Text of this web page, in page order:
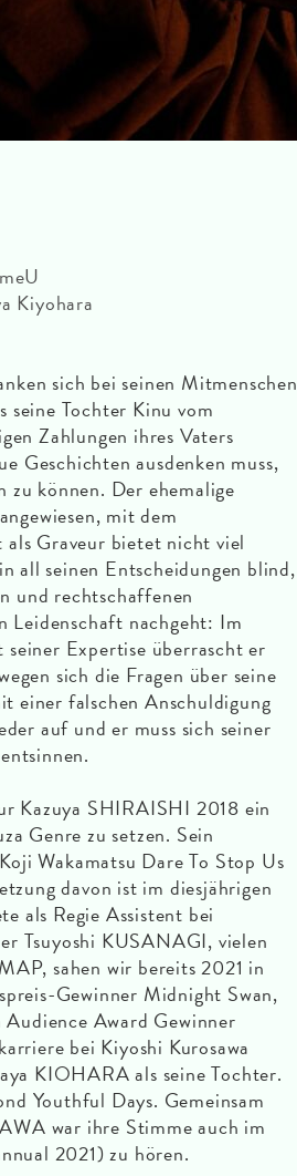
Kiyohara
sich bei seinen Mitmenschen
seine Tochter Kinu vom
Zahlungen ihres Vaters
Geschichten ausdenken muss,
zu können. Der ehemalige
mit dem
Graveur bietet nicht viel
all seinen Entscheidungen blind,
und rechtschaffenen
Leidenschaft nachgeht: Im
Expertise überrascht er
sich die Fragen über seine
einer falschen Anschuldigung
auf und er muss sich seiner
Kazuya SHIRAISHI 2018 ein
Genre zu setzen. Sein
Wakamatsu Dare To Stop Us
davon ist im diesjährigen
als Regie Assistent bei
Tsuyoshi KUSANAGI, vielen
sahen wir bereits 2021 in
Gewinner Midnight Swan,
Award Gewinner
bei Kiyoshi Kurosawa
KIOHARA als seine Tochter.
Youthful Days. Gemeinsam
war ihre Stimme auch im
2021) zu hören.